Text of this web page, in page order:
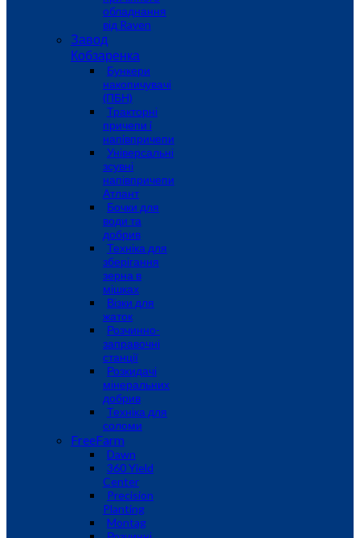
обладнання
від Raven
Завод
Кобзаренка
Бункери
накопичувачі
(ПБН)
Тракторні
причепи i
напiвпричепи
Універсальні
зсувні
напівпричепи
Атлант
Бочки для
води та
добрив
Техніка для
зберігання
зерна в
мішках
Візки для
жаток
Розчинно-
заправочні
станції
Розкидачі
мінеральних
добрив
Техніка для
соломи
FreeFarm
Dawn
360 Yield
Center
Precision
Planting
Montag